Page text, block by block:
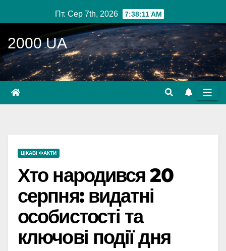
до
вмісту
Пт. Сер 7th, 2026 7:38:12 AM
2000 UA
ЦІКАВІ ФАКТИ
Хто народився 20
серпня: видатні
особистості та
ключові події дня